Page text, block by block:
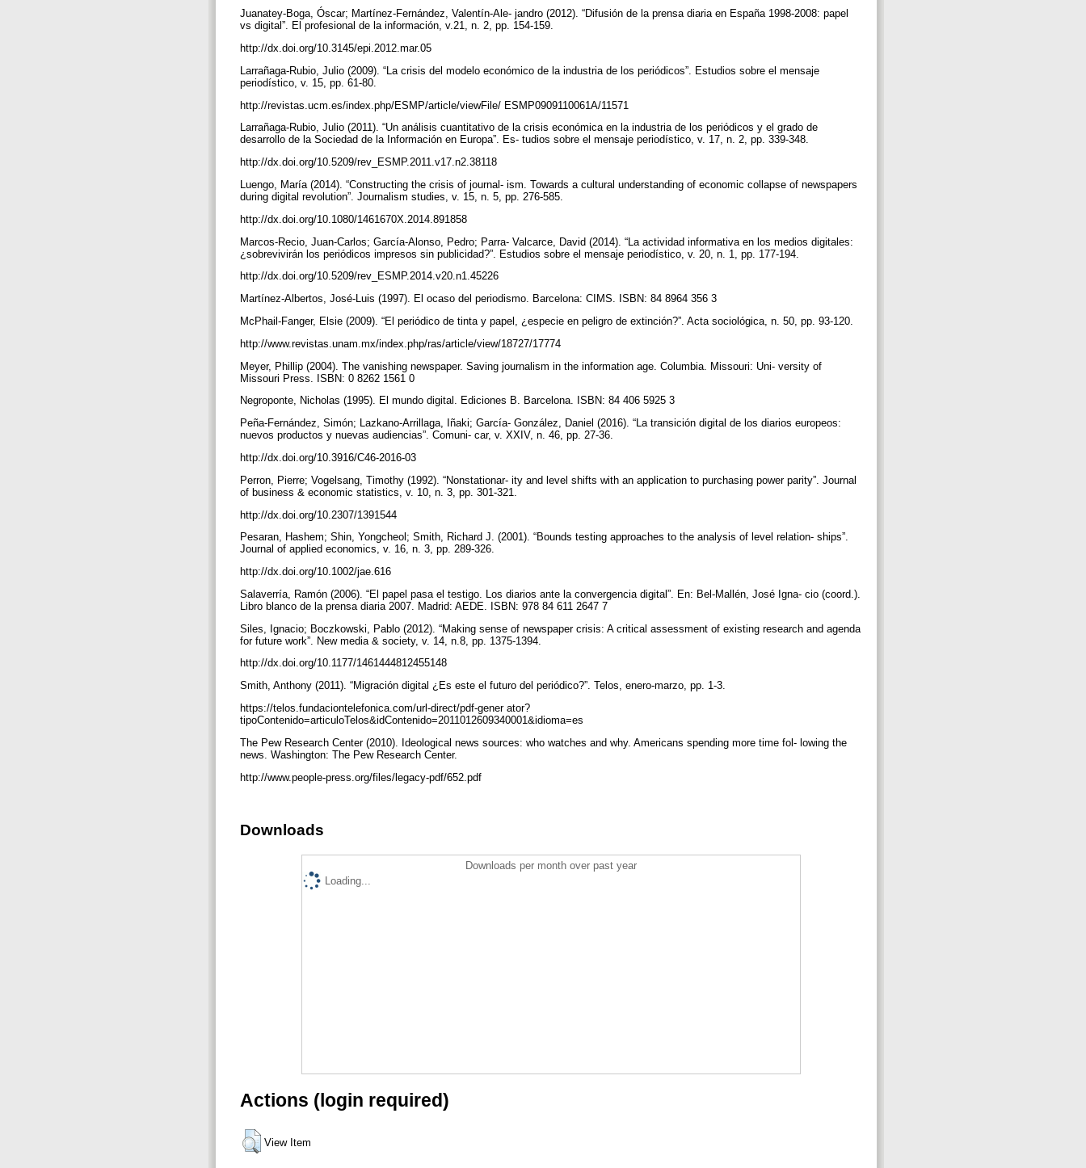
Juanatey-Boga, Óscar; Martínez-Fernández, Valentín-Ale- jandro (2012). “Difusión de la prensa diaria en España 1998-2008: papel
vs digital”. El profesional de la información, v.21, n. 2, pp. 154-159.
http://dx.doi.org/10.3145/epi.2012.mar.05
Larrañaga-Rubio, Julio (2009). “La crisis del modelo económico de la industria de los periódicos”. Estudios sobre el mensaje
periodístico, v. 15, pp. 61-80.
http://revistas.ucm.es/index.php/ESMP/article/viewFile/ ESMP0909110061A/11571
Larrañaga-Rubio, Julio (2011). “Un análisis cuantitativo de la crisis económica en la industria de los periódicos y el grado de
desarrollo de la Sociedad de la Información en Europa”. Es- tudios sobre el mensaje periodístico, v. 17, n. 2, pp. 339-348.
http://dx.doi.org/10.5209/rev_ESMP.2011.v17.n2.38118
Luengo, María (2014). “Constructing the crisis of journal- ism. Towards a cultural understanding of economic collapse of newspapers
during digital revolution”. Journalism studies, v. 15, n. 5, pp. 276-585.
http://dx.doi.org/10.1080/1461670X.2014.891858
Marcos-Recio, Juan-Carlos; García-Alonso, Pedro; Parra- Valcarce, David (2014). “La actividad informativa en los medios digitales:
¿sobrevivirán los periódicos impresos sin publicidad?”. Estudios sobre el mensaje periodístico, v. 20, n. 1, pp. 177-194.
http://dx.doi.org/10.5209/rev_ESMP.2014.v20.n1.45226
Martínez-Albertos, José-Luis (1997). El ocaso del periodismo. Barcelona: CIMS. ISBN: 84 8964 356 3
McPhail-Fanger, Elsie (2009). “El periódico de tinta y papel, ¿especie en peligro de extinción?”. Acta sociológica, n. 50, pp. 93-120.
http://www.revistas.unam.mx/index.php/ras/article/view/18727/17774
Meyer, Phillip (2004). The vanishing newspaper. Saving journalism in the information age. Columbia. Missouri: Uni- versity of
Missouri Press. ISBN: 0 8262 1561 0
Negroponte, Nicholas (1995). El mundo digital. Ediciones B. Barcelona. ISBN: 84 406 5925 3
Peña-Fernández, Simón; Lazkano-Arrillaga, Iñaki; García- González, Daniel (2016). “La transición digital de los diarios europeos:
nuevos productos y nuevas audiencias”. Comuni- car, v. XXIV, n. 46, pp. 27-36.
http://dx.doi.org/10.3916/C46-2016-03
Perron, Pierre; Vogelsang, Timothy (1992). “Nonstationar- ity and level shifts with an application to purchasing power parity”. Journal
of business & economic statistics, v. 10, n. 3, pp. 301-321.
http://dx.doi.org/10.2307/1391544
Pesaran, Hashem; Shin, Yongcheol; Smith, Richard J. (2001). “Bounds testing approaches to the analysis of level relation- ships”.
Journal of applied economics, v. 16, n. 3, pp. 289-326.
http://dx.doi.org/10.1002/jae.616
Salaverría, Ramón (2006). “El papel pasa el testigo. Los diarios ante la convergencia digital”. En: Bel-Mallén, José Igna- cio (coord.).
Libro blanco de la prensa diaria 2007. Madrid: AEDE. ISBN: 978 84 611 2647 7
Siles, Ignacio; Boczkowski, Pablo (2012). “Making sense of newspaper crisis: A critical assessment of existing research and agenda
for future work”. New media & society, v. 14, n.8, pp. 1375-1394.
http://dx.doi.org/10.1177/1461444812455148
Smith, Anthony (2011). “Migración digital ¿Es este el futuro del periódico?”. Telos, enero-marzo, pp. 1-3.
https://telos.fundaciontelefonica.com/url-direct/pdf-gener ator?
tipoContenido=articuloTelos&idContenido=2011012609340001&idioma=es
The Pew Research Center (2010). Ideological news sources: who watches and why. Americans spending more time fol- lowing the
news. Washington: The Pew Research Center.
http://www.people-press.org/files/legacy-pdf/652.pdf
Downloads
Downloads per month over past year
Loading...
Actions (login required)
View Item